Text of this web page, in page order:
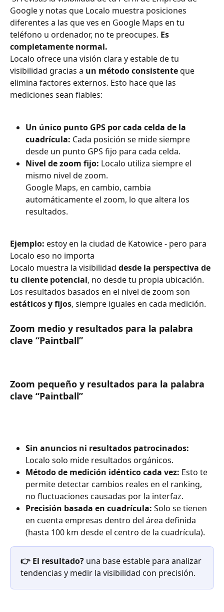
Google y notas que Localo muestra posiciones
diferentes a las que ves en Google Maps en tu
teléfono u ordenador, no te preocupes. Es
completamente normal.
Localo ofrece una visión clara y estable de tu
visibilidad gracias a un método consistente que
elimina factores externos. Esto hace que las
mediciones sean fiables:
Un único punto GPS por cada celda de la
cuadrícula: Cada posición se mide siempre
desde un punto GPS fijo para cada celda.
Nivel de zoom fijo: Localo utiliza siempre el
mismo nivel de zoom.
Google Maps, en cambio, cambia
automáticamente el zoom, lo que altera los
resultados.
Ejemplo: estoy en la ciudad de Katowice - pero para
Localo eso no importa
Localo muestra la visibilidad desde la perspectiva de
tu cliente potencial, no desde tu propia ubicación.
Los resultados basados en el nivel de zoom son
estáticos y fijos, siempre iguales en cada medición.
Zoom medio y resultados para la palabra
clave “Paintball”
Zoom pequeño y resultados para la palabra
clave “Paintball”
Sin anuncios ni resultados patrocinados:
Localo solo mide resultados orgánicos.
Método de medición idéntico cada vez: Esto te
permite detectar cambios reales en el ranking,
no fluctuaciones causadas por la interfaz.
Precisión basada en cuadrícula: Solo se tienen
en cuenta empresas dentro del área definida
(hasta 100 km desde el centro de la cuadrícula).
👉 El resultado? una base estable para analizar
tendencias y medir la visibilidad con precisión.